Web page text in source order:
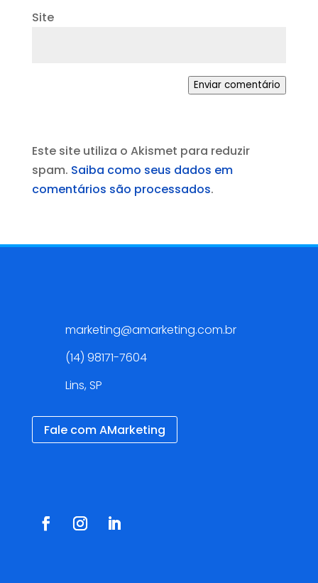
Site
Enviar comentário
Este site utiliza o Akismet para reduzir
spam. Saiba como seus dados em
comentários são processados.
marketing@amarketing.com.br
(14) 98171-7604
Lins, SP
Fale com AMarketing